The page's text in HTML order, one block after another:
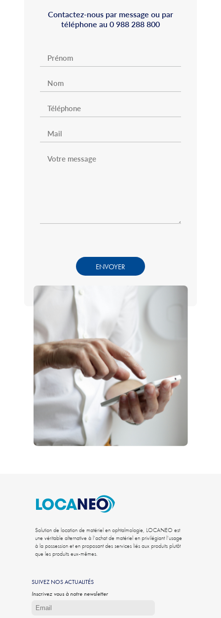
Contactez-nous par message ou par
téléphone au 0 988 288 800
ENVOYER
Solution de location de matériel en ophtalmologie, LOCANEO est
une véritable alternative à l’achat de matériel en privilégiant l’usage
à la possession et en proposant des services liés aux produits plutôt
que les produits eux-mêmes.
SUIVEZ NOS ACTUALITÉS
Inscrivez vous à notre newsletter